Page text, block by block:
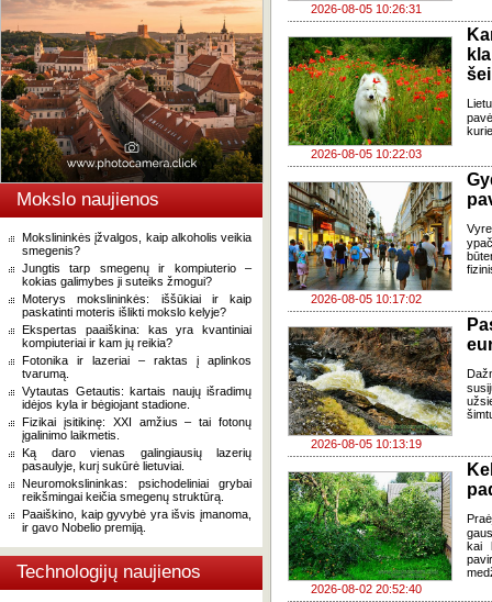
Mokslo naujienos
Mokslininkės įžvalgos, kaip alkoholis veikia
smegenis?
Jungtis tarp smegenų ir kompiuterio –
kokias galimybes ji suteiks žmogui?
Moterys mokslininkės: iššūkiai ir kaip
paskatinti moteris išlikti mokslo kelyje?
Ekspertas paaiškina: kas yra kvantiniai
kompiuteriai ir kam jų reikia?
Fotonika ir lazeriai – raktas į aplinkos
tvarumą.
Vytautas Getautis: kartais naujų išradimų
idėjos kyla ir bėgiojant stadione.
Fizikai įsitikinę: XXI amžius – tai fotonų
įgalinimo laikmetis.
Ką daro vienas galingiausių lazerių
pasaulyje, kurį sukūrė lietuviai.
Neuromokslininkas: psichodeliniai grybai
reikšmingai keičia smegenų struktūrą.
Paaiškino, kaip gyvybė yra išvis įmanoma,
ir gavo Nobelio premiją.
Technologijų naujienos
2026-08-05 10:26:31
2026-08-05 10:22:03
2026-08-05 10:17:02
2026-08-05 10:13:19
2026-08-02 20:52:40
kai